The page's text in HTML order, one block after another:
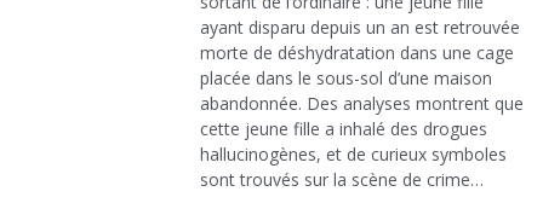
ayant disparu depuis un an est retrouvée
morte de déshydratation dans une cage
placée dans le sous-sol d’une maison
abandonnée. Des analyses montrent que
cette jeune fille a inhalé des drogues
hallucinogènes, et de curieux symboles
sont trouvés sur la scène de crime…